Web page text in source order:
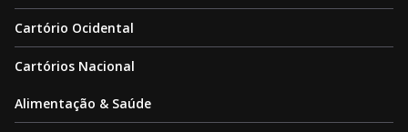
Cartório Ocidental
Cartórios Nacional
Alimentação & Saúde